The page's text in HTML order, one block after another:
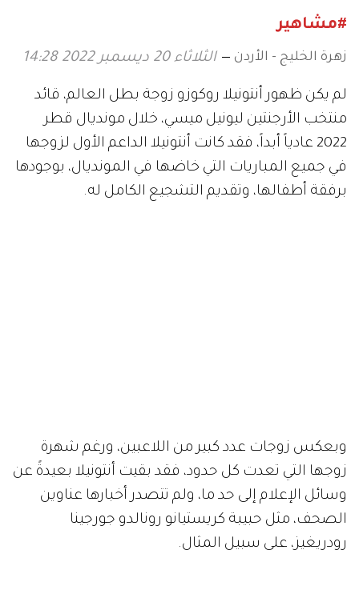
#مشاهير
زهرة الخليج - الأردن الثلاثاء 20 ديسمبر 2022 14:28
لم يكن ظهور أنتونيلا روكوزو زوجة بطل العالم، قائد
منتخب الأرجنتين ليونيل ميسي، خلال مونديال قطر
2022 عادياً أبداً، فقد كانت أنتونيلا الداعم الأول لزوجها
في جميع المباريات التي خاضها في المونديال، بوجودها
برفقة أطفالها، وتقديم التشجيع الكامل له.
وبعكس زوجات عدد كبير من اللاعبين، ورغم شهرة
زوجها التي تعدت كل حدود، فقد بقيت أنتونيلا بعيدةً عن
وسائل الإعلام إلى حد ما، ولم تتصدر أخبارها عناوين
الصحف، مثل حبيبة كريستيانو رونالدو جورجينا
رودريغيز، على سبيل المثال.